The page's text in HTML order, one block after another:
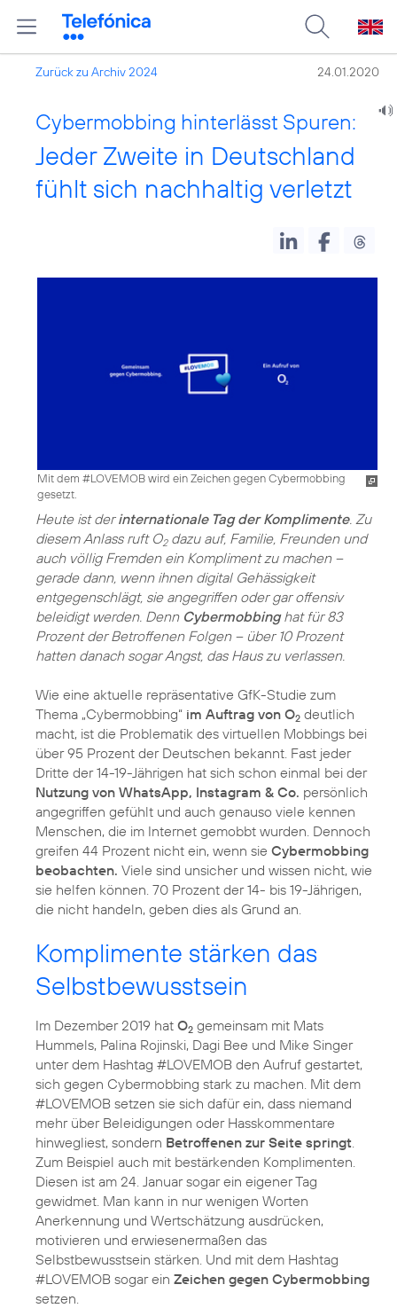
Zurück zu Archiv 2024 24.01.2020
Cybermobbing hinterlässt Spuren:
Jeder Zweite in Deutschland
fühlt sich nachhaltig verletzt
Mit dem #LOVEMOB wird ein Zeichen gegen Cybermobbing
gesetzt.
Heute ist derinternationale Tag der Komplimente. Zu
diesem Anlass ruft O2dazu auf, Familie, Freunden und
auch völlig Fremden ein Kompliment zu machen –
gerade dann, wenn ihnen digital Gehässigkeit
entgegenschlägt, sie angegriffen oder gar offensiv
beleidigt werden. Denn Cybermobbinghat für 83
Prozent der Betroffenen Folgen – über 10 Prozent
hatten danach sogar Angst, das Haus zu verlassen.
Wie eine aktuelle repräsentative GfK-Studie zum
Thema „Cybermobbing“ im Auftrag von O2 deutlich
macht, ist die Problematik des virtuellen Mobbings bei
über 95 Prozent der Deutschen bekannt. Fast jeder
Dritte der 14-19-Jährigen hat sich schon einmal bei der
Nutzung von WhatsApp, Instagram & Co. persönlich
angegriffen gefühlt und auch genauso viele kennen
Menschen, die im Internet gemobbt wurden. Dennoch
greifen 44 Prozent nicht ein, wenn sie Cybermobbing
beobachten. Viele sind unsicher und wissen nicht, wie
sie helfen können. 70 Prozent der 14- bis 19-Jährigen,
die nicht handeln, geben dies als Grund an.
Komplimente stärken das
Selbstbewusstsein
Im Dezember 2019 hat O2 gemeinsam mit Mats
Hummels, Palina Rojinski, Dagi Bee und Mike Singer
unter dem Hashtag #LOVEMOB den Aufruf gestartet,
sich gegen Cybermobbing stark zu machen. Mit dem
#LOVEMOB setzen sie sich dafür ein, dass niemand
mehr über Beleidigungen oder Hasskommentare
hinwegliest, sondern Betroffenen zur Seite springt
Zum Beispiel auch mit bestärkenden Komplimenten.
Diesen ist am 24. Januar sogar ein eigener Tag
gewidmet. Man kann in nur wenigen Worten
Anerkennung und Wertschätzung ausdrücken,
motivieren und erwiesenermaßen das
Selbstbewusstsein stärken. Und mit dem Hashtag
#LOVEMOB sogar ein Zeichen gegen Cybermobbing
setzen.